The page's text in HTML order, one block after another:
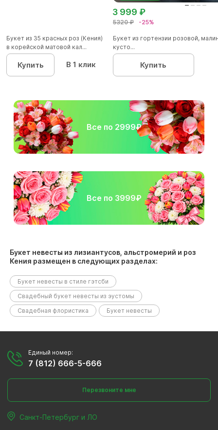
Букет из 35 красных роз (Кения)
в корейской матовой кал...
Купить В 1 клик
5320 ₽ -25%
3 999 ₽
Букет из гортензии розовой,
кусто...
Купить
Все по 2999₽
Все по 3999₽
Букет невесты из лизиантусов, альстромерий и роз
Кения размещен в следующих разделах:
Букет невесты в стиле гэтсби
Свадебный букет невесты из эустомы
Свадебная флористика
Букет невесты
Единый номер:
7 (812) 666-5-666
Перезвоните мне
Санкт-Петербург и ЛО